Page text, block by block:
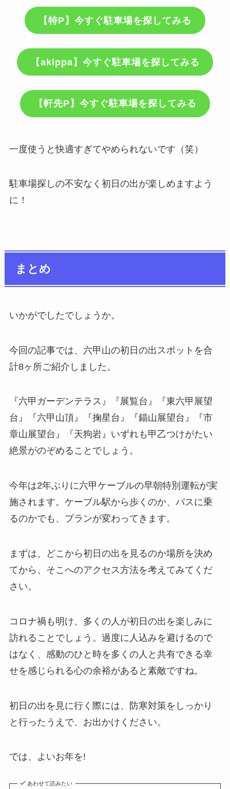
【特P】 今すぐ駐車場を探してみる
【akippa】今すぐ駐車場を探してみる
【軒先P】今すぐ駐車場を探してみる
一度使うと快適すぎてやめられないです（笑）
駐車場探しの不安なく初日の出が楽しめますよう
に！
まとめ
いかがでしたでしょうか。
今回の記事では、六甲山の初日の出スポットを合
計8ヶ所ご紹介しました。
『六甲ガーデンテラス』『展覧台』『東六甲展望
台』『六甲山頂』『掬星台』『錨山展望台』『市
章山展望台』『天狗岩』いずれも甲乙つけがたい
絶景がのぞめることでしょう。
今年は2年ぶりに六甲ケーブルの早朝特別運転が実
施されます。ケーブル駅から歩くのか、バスに乗
るのかでも、プランが変わってきます。
まずは、どこから初日の出を見るのか場所を決め
てから、そこへのアクセス方法を考えてみてくだ
さい。
コロナ禍も明け、多くの人が初日の出を楽しみに
訪れることでしょう。過度に人込みを避けるので
はなく、感動のひと時を多くの人と共有できる幸
せを感じられる心の余裕があると素敵ですね。
初日の出を見に行く際には、防寒対策をしっかり
と行ったうえで、お出かけください。
では、よいお年を!
あわせて読みたい